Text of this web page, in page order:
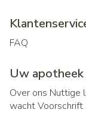
FAQ
Uw apotheek
Over ons Nuttige
wachtVoorschrift